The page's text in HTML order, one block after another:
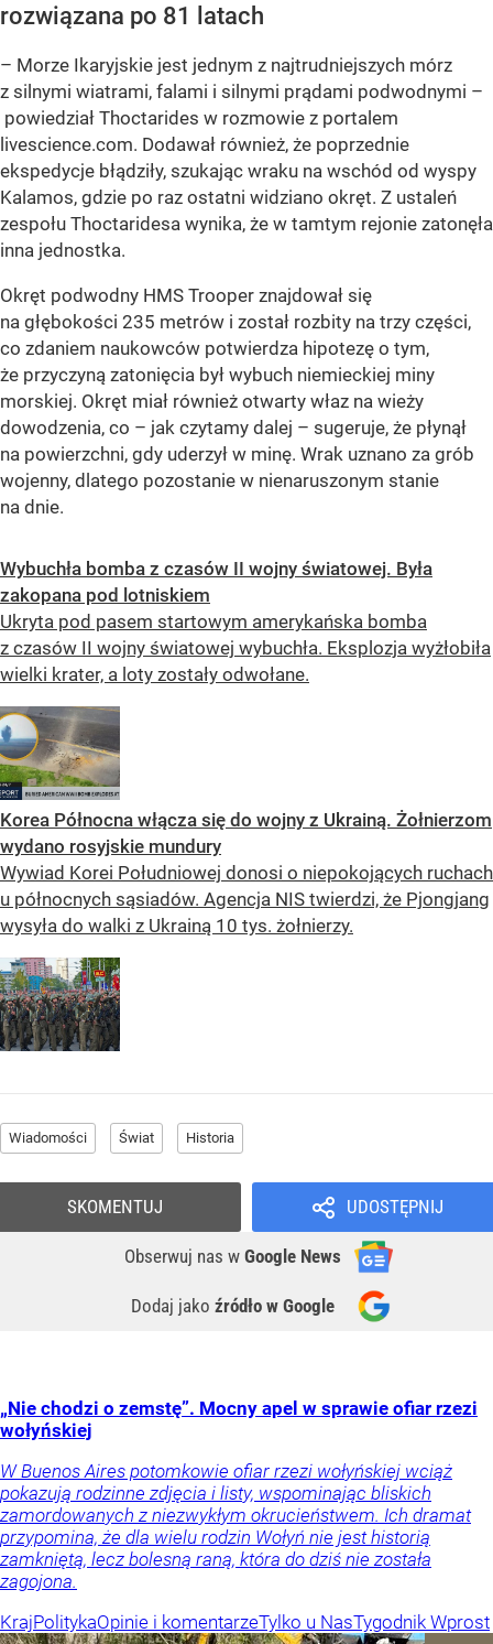
rozwiązana po 81 latach
– Morze Ikaryjskie jest jednym z najtrudniejszych mórz
z silnymi wiatrami, falami i silnymi prądami podwodnymi –
powiedział Thoctarides w rozmowie z portalem
livescience.com. Dodawał również, że poprzednie
ekspedycje błądziły, szukając wraku na wschód od wyspy
Kalamos, gdzie po raz ostatni widziano okręt. Z ustaleń
zespołu Thoctaridesa wynika, że w tamtym rejonie zatonęła
inna jednostka.
Okręt podwodny HMS Trooper znajdował się
na głębokości 235 metrów i został rozbity na trzy części,
co zdaniem naukowców potwierdza hipotezę o tym,
że przyczyną zatonięcia był wybuch niemieckiej miny
morskiej. Okręt miał również otwarty właz na wieży
dowodzenia, co – jak czytamy dalej – sugeruje, że płynął
na powierzchni, gdy uderzył w minę. Wrak uznano za grób
wojenny, dlatego pozostanie w nienaruszonym stanie
na dnie.
Wybuchła bomba z czasów II wojny światowej. Była
zakopana pod lotniskiem
Ukryta pod pasem startowym amerykańska bomba
z czasów II wojny światowej wybuchła. Eksplozja wyżłobiła
wielki krater, a loty zostały odwołane.
Korea Północna włącza się do wojny z Ukrainą. Żołnierzom
wydano rosyjskie mundury
Wywiad Korei Południowej donosi o niepokojących ruchach
u północnych sąsiadów. Agencja NIS twierdzi, że Pjongjang
wysyła do walki z Ukrainą 10 tys. żołnierzy.
Wiadomości Świat Historia
UDOSTĘPNIJ
Obserwuj nas w Google News
Dodaj jako źródło w Google
SKOMENTUJ
„Nie chodzi o zemstę”. Mocny apel w sprawie ofiar rzezi
wołyńskiej
W Buenos Aires potomkowie ofiar rzezi wołyńskiej wciąż
pokazują rodzinne zdjęcia i listy, wspominając bliskich
zamordowanych z niezwykłym okrucieństwem. Ich dramat
przypomina, że dla wielu rodzin Wołyń nie jest historią
zamkniętą, lecz bolesną raną, która do dziś nie została
zagojona.
KrajPolitykaOpinie i komentarzeTylko u NasTygodnik Wprost